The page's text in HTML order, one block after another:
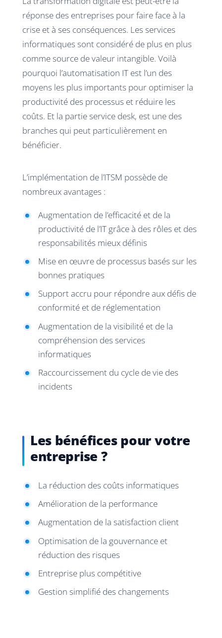
réponse des entreprises pour faire face à la
crise et à ses conséquences. Les services
informatiques sont considéré de plus en plus
comme source de valeur intangible. Voilà
pourquoi l’automatisation IT est l’un des
moyens les plus importants pour optimiser la
productivité des processus et réduire les
coûts. Et la partie service desk, est une des
branches qui peut particulièrement en
bénéficier.
L’implémentation de l’ITSM possède de
nombreux avantages :
Augmentation de l’efficacité et de la
productivité de l’IT grâce à des rôles et des
responsabilités mieux définis
Mise en œuvre de processus basés sur les
bonnes pratiques
Support accru pour répondre aux défis de
conformité et de réglementation
Augmentation de la visibilité et de la
compréhension des services
informatiques
Raccourcissement du cycle de vie des
incidents
Les bénéfices pour votre
entreprise ?
La réduction des coûts informatiques
Amélioration de la performance
Augmentation de la satisfaction client
Optimisation de la gouvernance et
réduction des risques
Entreprise plus compétitive
Gestion simplifié des changements